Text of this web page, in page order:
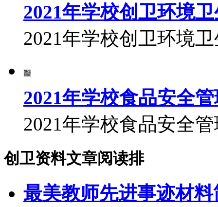
2021年学校创卫环境
2021年学校创卫环境
2021年学校食品安全
2021年学校食品安全
创卫资料文章阅读排
最美教师先进事迹材